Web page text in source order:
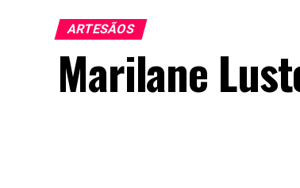
ARTESÃOS
Marilane